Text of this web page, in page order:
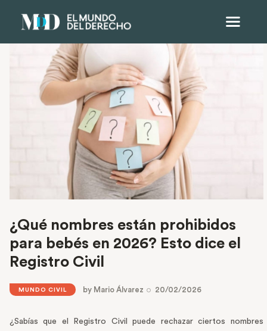
¿Qué nombres están prohibidos
para bebés en 2026? Esto dice el
Registro Civil
MUNDO CIVIL by Mario Álvarez 20/02/2026
¿Sabías que el Registro Civil puede rechazar ciertos nombres